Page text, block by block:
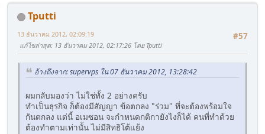
Tputti
#57
13 ธันวาคม 2012, 02:09:19
แก้ไขล่าสุด: 13 ธันวาคม 2012, 02:17:26 โดย Tputti
อ้างถึงจาก: supervps ใน 07 ธันวาคม 2012, 13:28:42
ผมกลับมองว่า ไม่ใช่ทั้ง 2 อย่างครับ
ทำเป็นธุรกิจ ก็ต้องมีสัญญา ข้อตกลง "ร่วม" ที่จะต้องพร้อมใจ
กันตกลง แต่นี้ อเมซอน จะกำหนดกติกายังไงก็ได้ คนที่ทำด้วย
ต้องทำตามเท่านั้น ไม่มีสิทธิโต้แย้ง